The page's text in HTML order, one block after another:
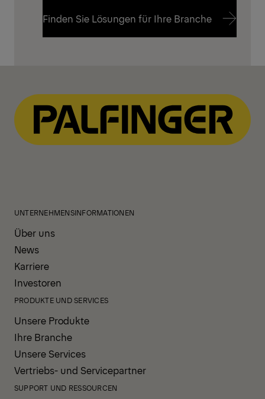
Finden Sie Lösungen für Ihre Branche
UNTERNEHMENSINFORMATIONEN
Über uns
News
Karriere
Investoren
PRODUKTE UND SERVICES
Unsere Produkte
Ihre Branche
Unsere Services
Vertriebs- und Servicepartner
SUPPORT UND RESSOURCEN